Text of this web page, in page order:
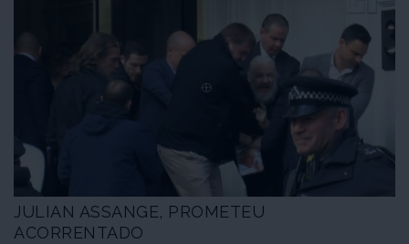
JULIAN ASSANGE, PROMETEU
ACORRENTADO